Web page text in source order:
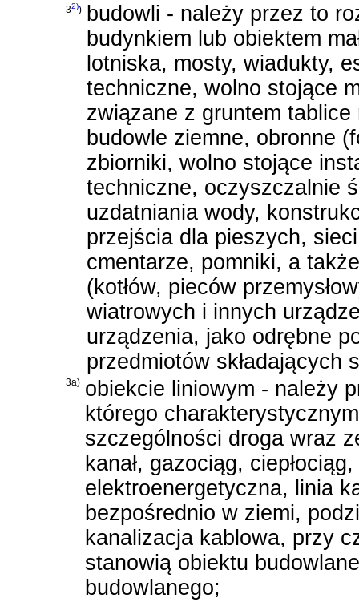
32))
budowli - należy przez to
budynkiem lub obiektem
lotniska, mosty, wiadukty,
techniczne, wolno stojące
związane z gruntem
budowle ziemne, obronne
zbiorniki, wolno stojące
techniczne, oczyszczalnie
uzdatniania wody,
przejścia dla pieszych,
cmentarze, pomniki, a
(kotłów, pieców
wiatrowych i innych
urządzenia, jako odrębne
przedmiotów składających
3a) obiekcie liniowym - należy
którego
szczególności droga wraz
kanał, gazociąg,
elektroenergetyczna, linia
bezpośrednio w ziemi,
kanalizacja kablowa, przy
stanowią obiektu
budowlanego;